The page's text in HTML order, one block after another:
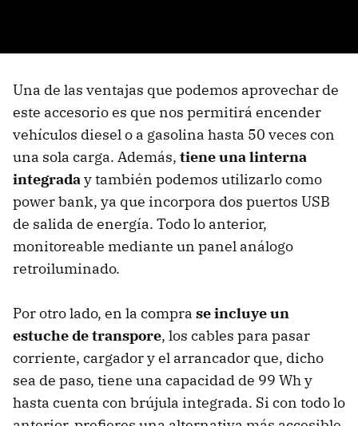
Una de las ventajas que podemos aprovechar de
este accesorio es que nos permitirá encender
vehículos diesel o a gasolina hasta 50 veces con
una sola carga. Además, tiene una linterna
integraday también podemos utilizarlo como
power bank, ya que incorpora dos puertos USB
de salida de energía. Todo lo anterior,
monitoreable mediante un panel análogo
retroiluminado.
Por otro lado, en la compra se incluye un
estuche de transpore, los cables para pasar
corriente, cargador y el arrancador que, dicho
sea de paso, tiene una capacidad de 99 Wh y
hasta cuenta con brújula integrada. Si con todo lo